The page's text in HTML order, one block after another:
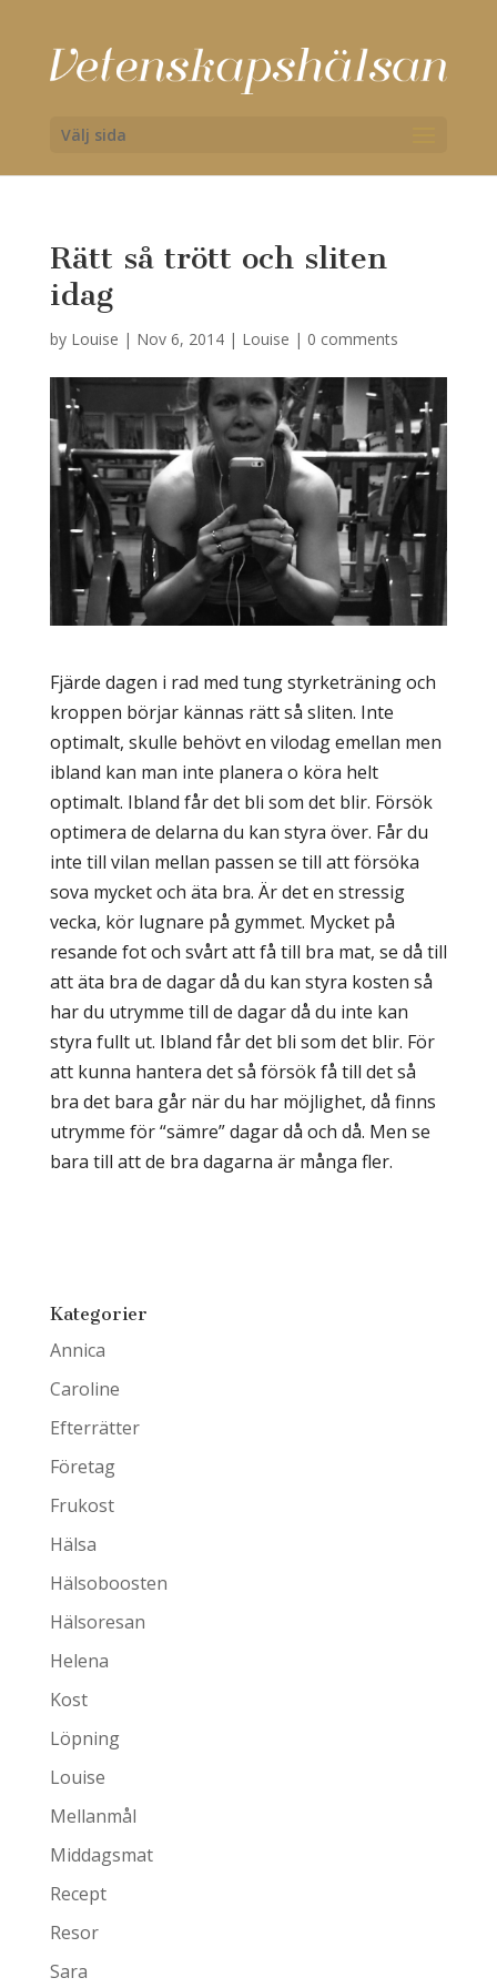
Välj sida
Rätt så trött och sliten
idag
by Louise | Nov 6, 2014| Louise | 0 comments
Fjärde dagen i rad med tung styrketräning och
kroppen börjar kännas rätt så sliten. Inte
optimalt, skulle behövt en vilodag emellan men
ibland kan man inte planera o köra helt
optimalt. Ibland får det bli som det blir. Försök
optimera de delarna du kan styra över. Får du
inte till vilan mellan passen se till att försöka
sova mycket och äta bra. Är det en stressig
vecka, kör lugnare på gymmet. Mycket på
resande fot och svårt att få till bra mat, se då till
att äta bra de dagar då du kan styra kosten så
har du utrymme till de dagar då du inte kan
styra fullt ut. Ibland får det bli som det blir. För
att kunna hantera det så försök få till det så
bra det bara går när du har möjlighet, då finns
utrymme för “sämre” dagar då och då. Men se
bara till att de bra dagarna är många fler.
Kategorier
Annica
Caroline
Efterrätter
Företag
Frukost
Hälsa
Hälsoboosten
Hälsoresan
Helena
Kost
Löpning
Louise
Mellanmål
Middagsmat
Recept
Resor
Sara